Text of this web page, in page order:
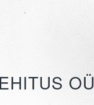
OÜ